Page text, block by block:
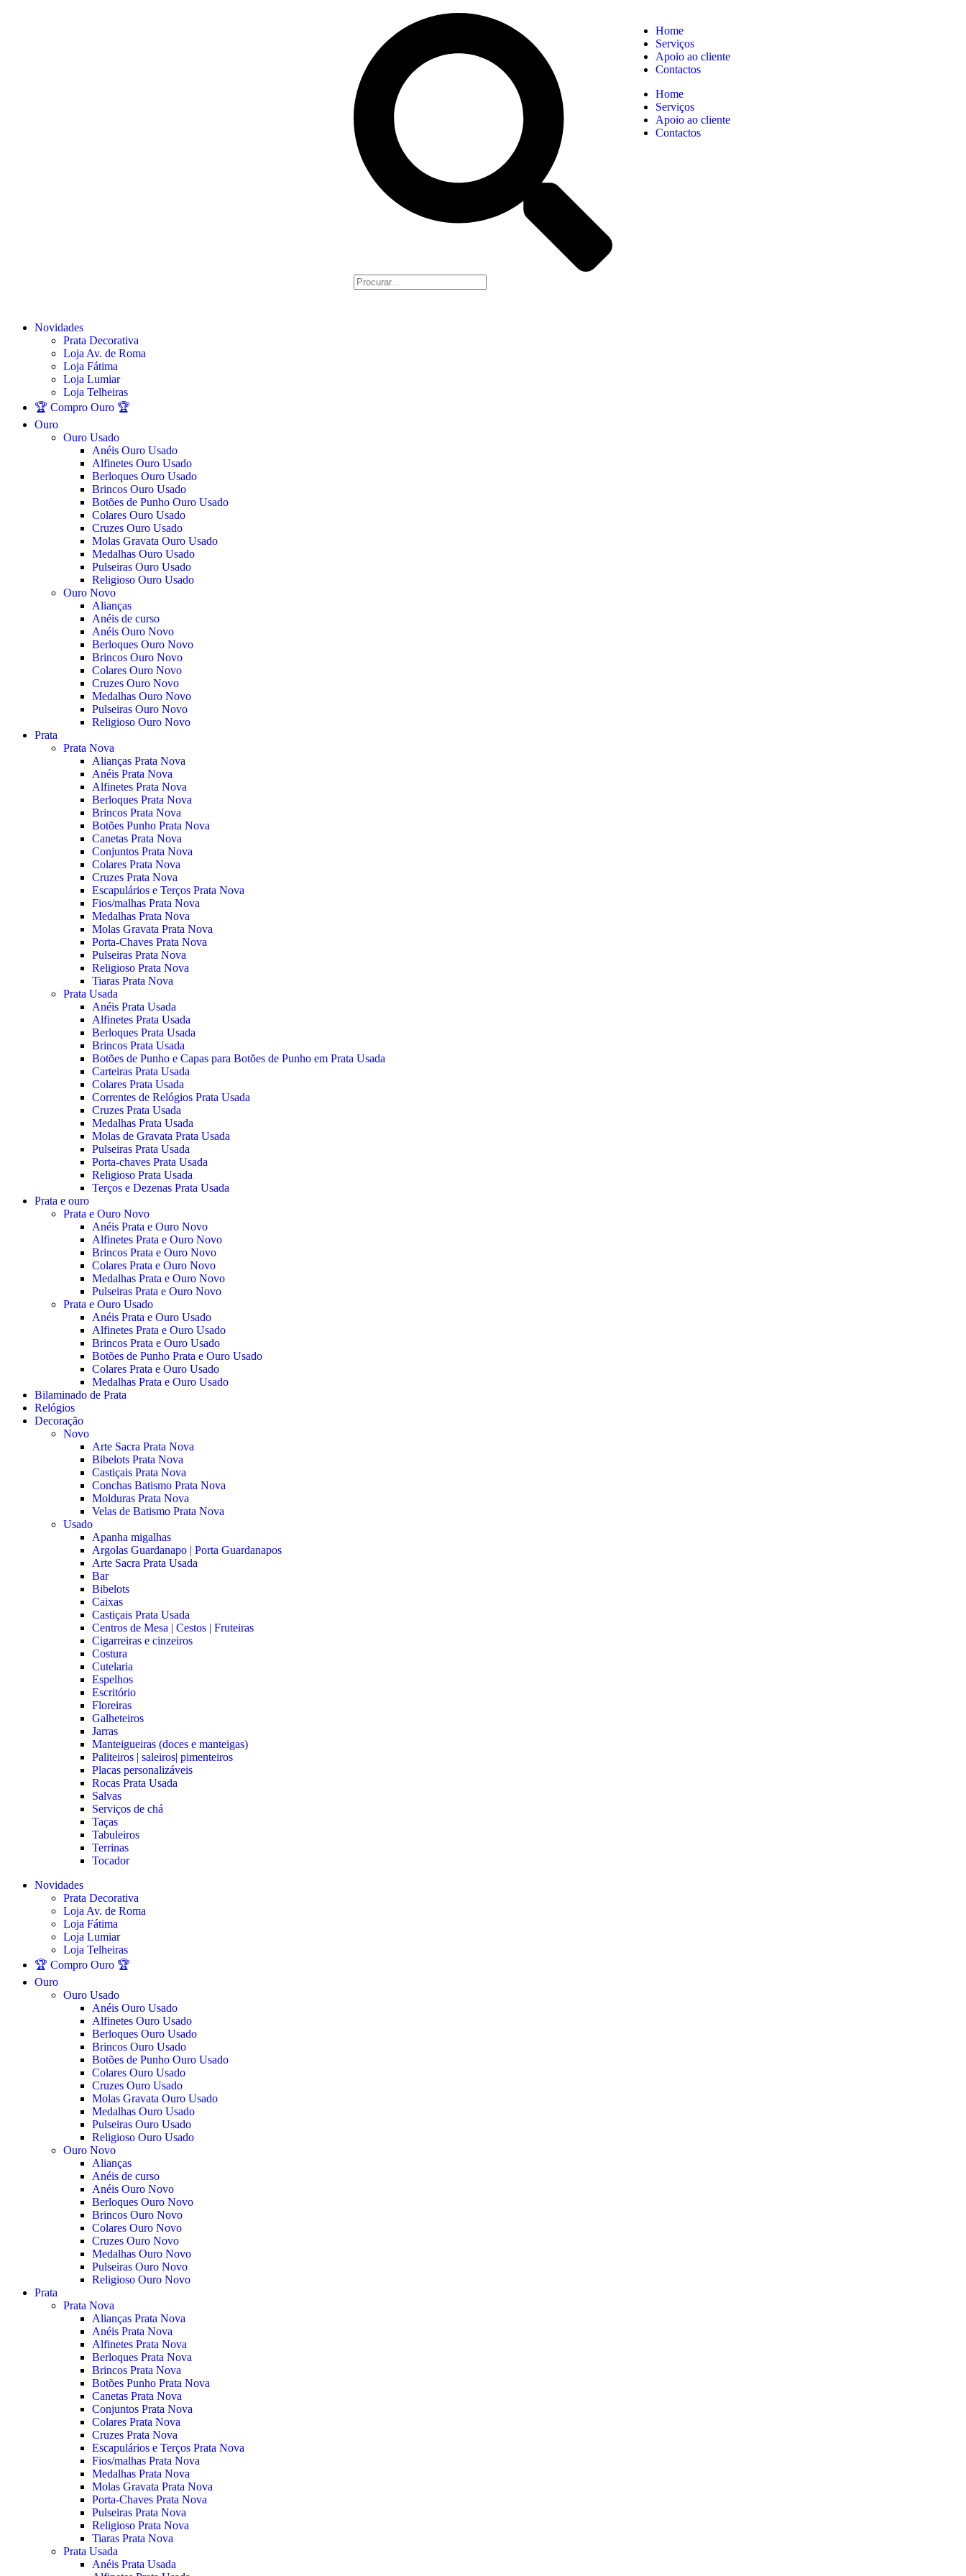
Home
Serviços
Apoio ao cliente
Contactos
Home
Serviços
Apoio ao cliente
Contactos
Novidades
Prata Decorativa
Loja Av. de Roma
Loja Fátima
Loja Lumiar
Loja Telheiras
🏆 Compro Ouro 🏆
Ouro
Ouro Usado
Anéis Ouro Usado
Alfinetes Ouro Usado
Berloques Ouro Usado
Brincos Ouro Usado
Botões de Punho Ouro Usado
Colares Ouro Usado
Cruzes Ouro Usado
Molas Gravata Ouro Usado
Medalhas Ouro Usado
Pulseiras Ouro Usado
Religioso Ouro Usado
Ouro Novo
Alianças
Anéis de curso
Anéis Ouro Novo
Berloques Ouro Novo
Brincos Ouro Novo
Colares Ouro Novo
Cruzes Ouro Novo
Medalhas Ouro Novo
Pulseiras Ouro Novo
Religioso Ouro Novo
Prata
Prata Nova
Alianças Prata Nova
Anéis Prata Nova
Alfinetes Prata Nova
Berloques Prata Nova
Brincos Prata Nova
Botões Punho Prata Nova
Canetas Prata Nova
Conjuntos Prata Nova
Colares Prata Nova
Cruzes Prata Nova
Escapulários e Terços Prata Nova
Fios/malhas Prata Nova
Medalhas Prata Nova
Molas Gravata Prata Nova
Porta-Chaves Prata Nova
Pulseiras Prata Nova
Religioso Prata Nova
Tiaras Prata Nova
Prata Usada
Anéis Prata Usada
Alfinetes Prata Usada
Berloques Prata Usada
Brincos Prata Usada
Botões de Punho e Capas para Botões de Punho em Prata Usada
Carteiras Prata Usada
Colares Prata Usada
Correntes de Relógios Prata Usada
Cruzes Prata Usada
Medalhas Prata Usada
Molas de Gravata Prata Usada
Pulseiras Prata Usada
Porta-chaves Prata Usada
Religioso Prata Usada
Terços e Dezenas Prata Usada
Prata e ouro
Prata e Ouro Novo
Anéis Prata e Ouro Novo
Alfinetes Prata e Ouro Novo
Brincos Prata e Ouro Novo
Colares Prata e Ouro Novo
Medalhas Prata e Ouro Novo
Pulseiras Prata e Ouro Novo
Prata e Ouro Usado
Anéis Prata e Ouro Usado
Alfinetes Prata e Ouro Usado
Brincos Prata e Ouro Usado
Botões de Punho Prata e Ouro Usado
Colares Prata e Ouro Usado
Medalhas Prata e Ouro Usado
Bilaminado de Prata
Relógios
Decoração
Novo
Arte Sacra Prata Nova
Bibelots Prata Nova
Castiçais Prata Nova
Conchas Batismo Prata Nova
Molduras Prata Nova
Velas de Batismo Prata Nova
Usado
Apanha migalhas
Argolas Guardanapo | Porta Guardanapos
Arte Sacra Prata Usada
Bar
Bibelots
Caixas
Castiçais Prata Usada
Centros de Mesa | Cestos | Fruteiras
Cigarreiras e cinzeiros
Costura
Cutelaria
Espelhos
Escritório
Floreiras
Galheteiros
Jarras
Manteigueiras (doces e manteigas)
Paliteiros | saleiros| pimenteiros
Placas personalizáveis
Rocas Prata Usada
Salvas
Serviços de chá
Taças
Tabuleiros
Terrinas
Tocador
Novidades
Prata Decorativa
Loja Av. de Roma
Loja Fátima
Loja Lumiar
Loja Telheiras
🏆 Compro Ouro 🏆
Ouro
Ouro Usado
Anéis Ouro Usado
Alfinetes Ouro Usado
Berloques Ouro Usado
Brincos Ouro Usado
Botões de Punho Ouro Usado
Colares Ouro Usado
Cruzes Ouro Usado
Molas Gravata Ouro Usado
Medalhas Ouro Usado
Pulseiras Ouro Usado
Religioso Ouro Usado
Ouro Novo
Alianças
Anéis de curso
Anéis Ouro Novo
Berloques Ouro Novo
Brincos Ouro Novo
Colares Ouro Novo
Cruzes Ouro Novo
Medalhas Ouro Novo
Pulseiras Ouro Novo
Religioso Ouro Novo
Prata
Prata Nova
Alianças Prata Nova
Anéis Prata Nova
Alfinetes Prata Nova
Berloques Prata Nova
Brincos Prata Nova
Botões Punho Prata Nova
Canetas Prata Nova
Conjuntos Prata Nova
Colares Prata Nova
Cruzes Prata Nova
Escapulários e Terços Prata Nova
Fios/malhas Prata Nova
Medalhas Prata Nova
Molas Gravata Prata Nova
Porta-Chaves Prata Nova
Pulseiras Prata Nova
Religioso Prata Nova
Tiaras Prata Nova
Prata Usada
Anéis Prata Usada